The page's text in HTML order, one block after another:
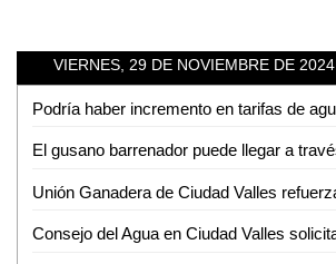
VIERNES, 29 DE NOVIEMBRE DE 2024